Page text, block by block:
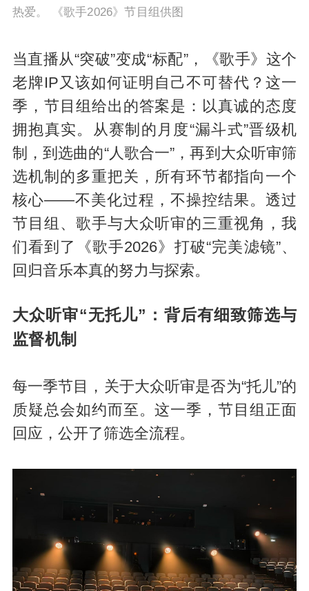
热爱。 《歌手2026》节目组供图
当直播从“突破”变成“标配”，《歌手》这个
老牌IP又该如何证明自己不可替代？这一
季，节目组给出的答案是：以真诚的态度
拥抱真实。从赛制的月度“漏斗式”晋级机
制，到选曲的“人歌合一”，再到大众听审筛
选机制的多重把关，所有环节都指向一个
核心——不美化过程，不操控结果。透过
节目组、歌手与大众听审的三重视角，我
们看到了《歌手2026》打破“完美滤镜”、
回归音乐本真的努力与探索。
大众听审“无托儿”：背后有细致筛选与
监督机制
每一季节目，关于大众听审是否为“托儿”的
质疑总会如约而至。这一季，节目组正面
回应，公开了筛选全流程。